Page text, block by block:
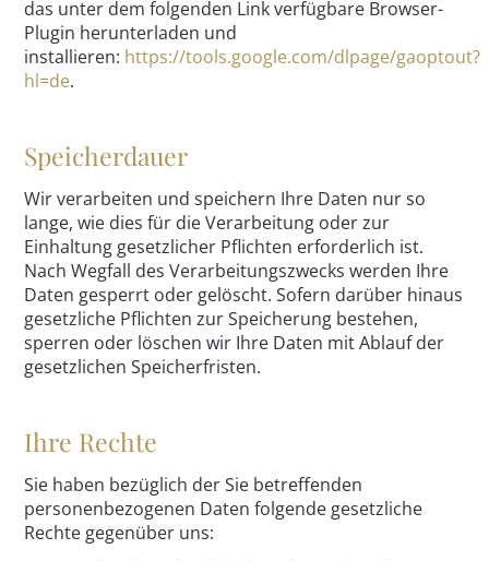
das unter dem folgenden Link verfügbare Browser-
Plugin herunterladen und
installieren: https://tools.google.com/dlpage/gaoptout?
hl=de.
Speicherdauer
Wir verarbeiten und speichern Ihre Daten nur so
lange, wie dies für die Verarbeitung oder zur
Einhaltung gesetzlicher Pflichten erforderlich ist.
Nach Wegfall des Verarbeitungszwecks werden Ihre
Daten gesperrt oder gelöscht. Sofern darüber hinaus
gesetzliche Pflichten zur Speicherung bestehen,
sperren oder löschen wir Ihre Daten mit Ablauf der
gesetzlichen Speicherfristen.
Ihre Rechte
Sie haben bezüglich der Sie betreffenden
personenbezogenen Daten folgende gesetzliche
Rechte gegenüber uns: